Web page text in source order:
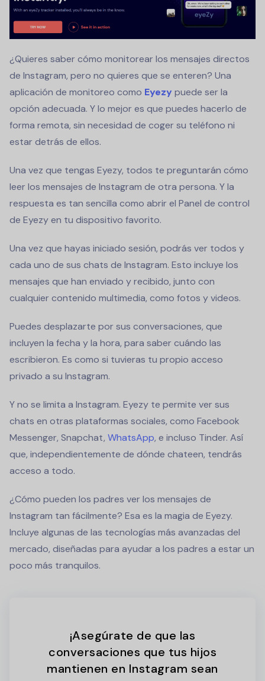
¿Quieres saber cómo monitorear los mensajes directos
de Instagram, pero no quieres que se enteren? Una
aplicación de monitoreo como Eyezy puede ser la
opción adecuada. Y lo mejor es que puedes hacerlo de
forma remota, sin necesidad de coger su teléfono ni
estar detrás de ellos.
Una vez que tengas Eyezy, todos te preguntarán cómo
leer los mensajes de Instagram de otra persona. Y la
respuesta es tan sencilla como abrir el Panel de control
de Eyezy en tu dispositivo favorito.
Una vez que hayas iniciado sesión, podrás ver todos y
cada uno de sus chats de Instagram. Esto incluye los
mensajes que han enviado y recibido, junto con
cualquier contenido multimedia, como fotos y videos.
Puedes desplazarte por sus conversaciones, que
incluyen la fecha y la hora, para saber cuándo las
escribieron. Es como si tuvieras tu propio acceso
privado a su Instagram.
Y no se limita a Instagram. Eyezy te permite ver sus
chats en otras plataformas sociales, como Facebook
Messenger, Snapchat, WhatsApp, e incluso Tinder. Así
que, independientemente de dónde chateen, tendrás
acceso a todo.
¿Cómo pueden los padres ver los mensajes de
Instagram tan fácilmente? Esa es la magia de Eyezy.
Incluye algunas de las tecnologías más avanzadas del
mercado, diseñadas para ayudar a los padres a estar un
poco más tranquilos.
¡Asegúrate de que las
conversaciones que tus hijos
mantienen en Instagram sean